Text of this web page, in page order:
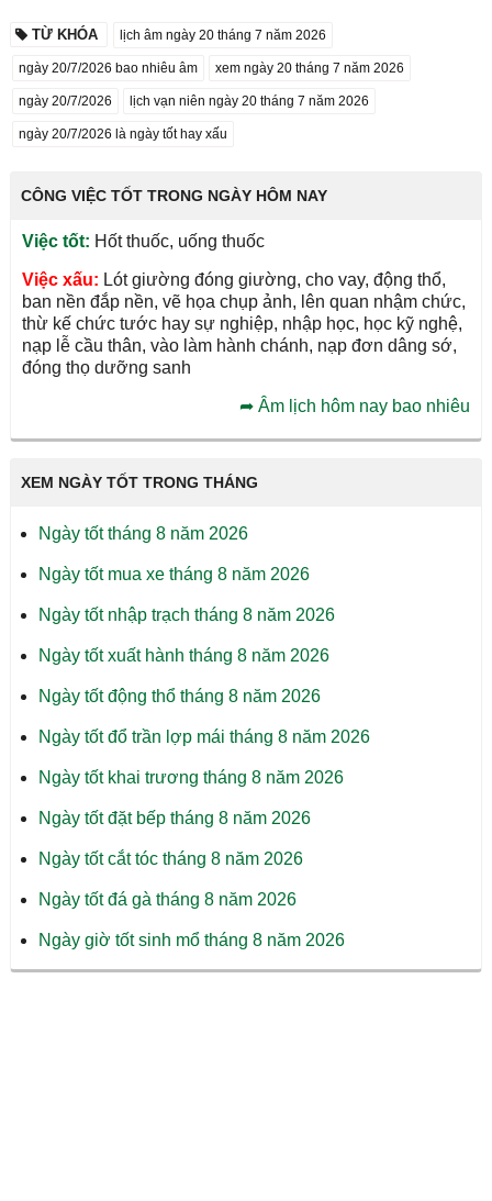
TỪ KHÓA lịch âm ngày 20 tháng 7 năm 2026
ngày 20/7/2026 bao nhiêu âm xem ngày 20 tháng 7 năm 2026
ngày 20/7/2026 lịch vạn niên ngày 20 tháng 7 năm 2026
ngày 20/7/2026 là ngày tốt hay xấu
CÔNG VIỆC TỐT TRONG NGÀY HÔM NAY
Việc tốt: Hốt thuốc, uống thuốc
Việc xấu: Lót giường đóng giường, cho vay, động thổ,
ban nền đắp nền, vẽ họa chụp ảnh, lên quan nhậm chức,
thừ kế chức tước hay sự nghiệp, nhập học, học kỹ nghệ,
nạp lễ cầu thân, vào làm hành chánh, nạp đơn dâng sớ,
đóng thọ dưỡng sanh
➦Âm lịch hôm nay bao nhiêu
XEM NGÀY TỐT TRONG THÁNG
Ngày tốt tháng 8 năm 2026
Ngày tốt mua xe tháng 8 năm 2026
Ngày tốt nhập trạch tháng 8 năm 2026
Ngày tốt xuất hành tháng 8 năm 2026
Ngày tốt động thổ tháng 8 năm 2026
Ngày tốt đổ trần lợp mái tháng 8 năm 2026
Ngày tốt khai trương tháng 8 năm 2026
Ngày tốt đặt bếp tháng 8 năm 2026
Ngày tốt cắt tóc tháng 8 năm 2026
Ngày tốt đá gà tháng 8 năm 2026
Ngày giờ tốt sinh mổ tháng 8 năm 2026